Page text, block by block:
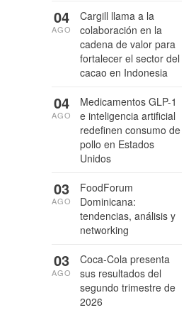
Cargill llama a la
colaboración en la
cadena de valor para
fortalecer el sector del
cacao en Indonesia
04
AGO
Medicamentos GLP-1
e inteligencia artificial
redefinen consumo de
pollo en Estados
Unidos
04
AGO
FoodForum
Dominicana:
tendencias, análisis y
networking
03
AGO
Coca-Cola presenta
sus resultados del
segundo trimestre de
2026
03
AGO